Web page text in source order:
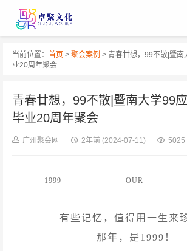
当前位置： 首页 > 聚会案例 > 青春廿想，99不散|暨
业20周年聚会
青春廿想，99不散|暨南大学99
毕业20周年聚会
广州聚会网 2年前 (2024-07-11) 5025
1999 OUR
有些记忆，值得用一生来
那年，是1999！